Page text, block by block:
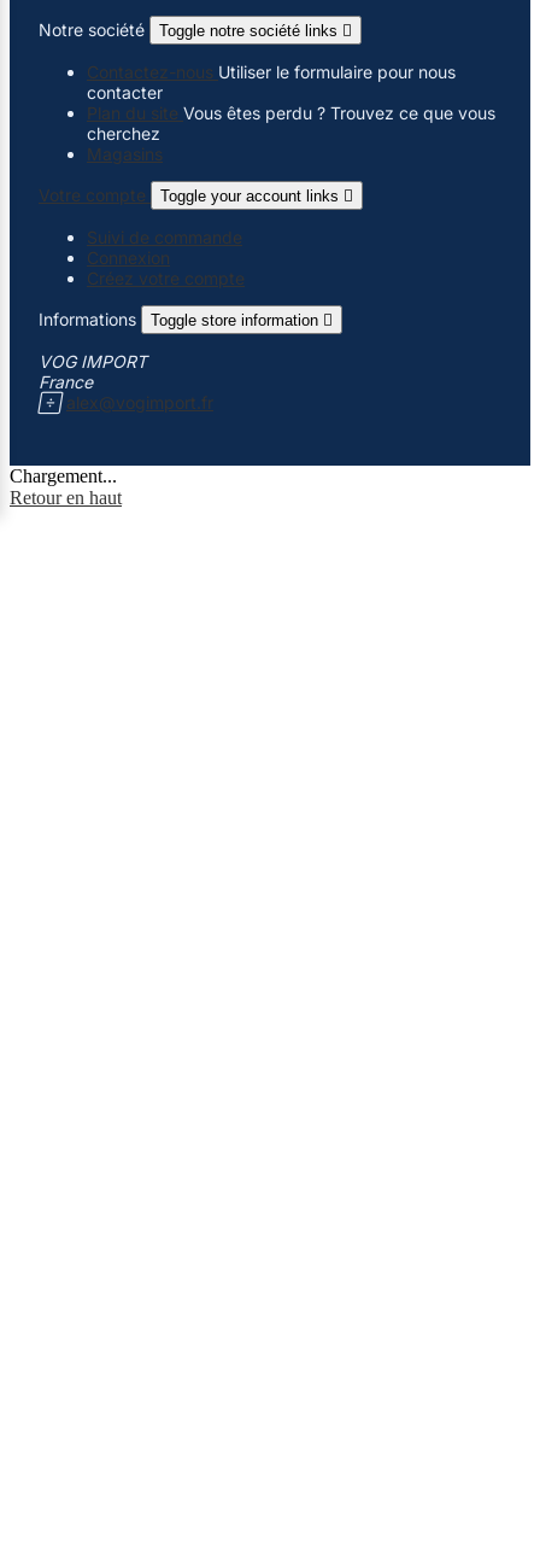
Notre société
Toggle notre société links 
Contactez-nous Utiliser le formulaire pour nous
contacter
Plan du site Vous êtes perdu ? Trouvez ce que vous
cherchez
Magasins
Votre compte
Toggle your account links 
Suivi de commande
Connexion
Créez votre compte
Informations
Toggle store information 
VOG IMPORT
France
 alex@vogimport.fr
Chargement...
Retour en haut